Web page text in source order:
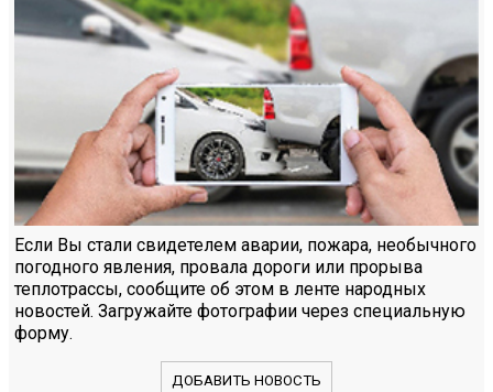
Если Вы стали свидетелем аварии, пожара, необычного
погодного явления, провала дороги или прорыва
теплотрассы, сообщите об этом в ленте народных
новостей. Загружайте фотографии через специальную
форму.
ДОБАВИТЬ НОВОСТЬ